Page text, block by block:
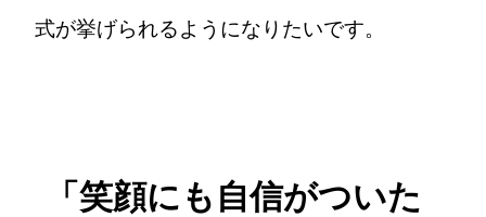
式が挙げられるようになりたいです。
「笑顔にも自信がついた